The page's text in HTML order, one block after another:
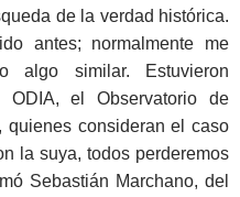
de la verdad histórica.
antes; normalmente me
algo similar. Estuvieron
ODIA, el Observatorio de
quienes consideran el caso
la suya, todos perderemos
Sebastián Marchano, del